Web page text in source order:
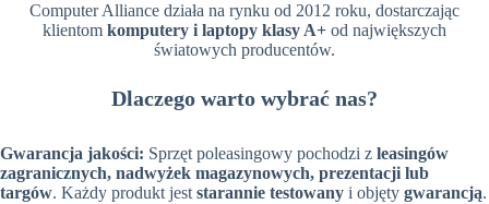
Computer Alliance działa na rynku od 2012 roku, dostarczając
klientom komputery i laptopy klasy A+ od największych
światowych producentów.
Dlaczego warto wybrać nas?
Gwarancja jakości: Sprzęt poleasingowy pochodzi z leasingów
zagranicznych, nadwyżek magazynowych, prezentacji lub
targów. Każdy produkt jest starannie testowany i objęty gwarancją.